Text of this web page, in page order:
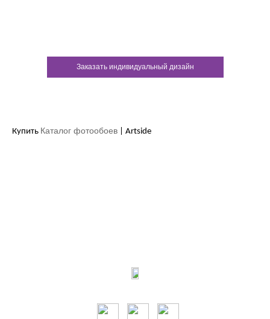
Заказать индивидуальный дизайн
Купить Каталог фотообоев | Artside